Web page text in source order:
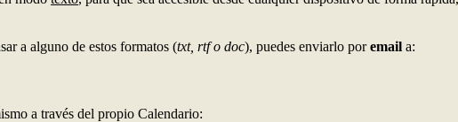
a alguno de estos formatos (txt, rtf o doc), puedes enviarlo poremail a:
a través del propio Calendario: